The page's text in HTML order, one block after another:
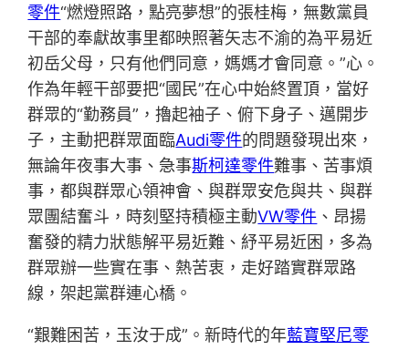
零件“燃燈照路，點亮夢想”的張桂梅，無數黨員
干部的奉獻故事里都映照著矢志不渝的為平易近
初岳父母，只有他們同意，媽媽才會同意。”心。
作為年輕干部要把“國民”在心中始終置頂，當好
群眾的“勤務員”，擼起袖子、俯下身子、邁開步
子，主動把群眾面臨Audi零件的問題發現出來，
無論年夜事大事、急事斯柯達零件難事、苦事煩
事，都與群眾心領神會、與群眾安危與共、與群
眾團結奮斗，時刻堅持積極主動VW零件 、昂揚
奮發的精力狀態解平易近難、紓平易近困，多為
群眾辦一些實在事、熱苦衷，走好踏實群眾路
線，架起黨群連心橋。
“艱難困苦，玉汝于成”。新時代的年藍寶堅尼零